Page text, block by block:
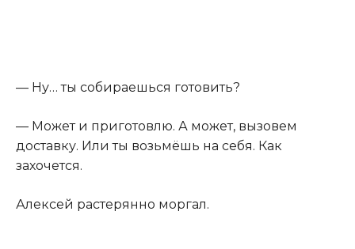
— Ну… ты собираешься готовить?
— Может и приготовлю. А может, вызовем
доставку. Или ты возьмёшь на себя. Как
захочется.
Алексей растерянно моргал.